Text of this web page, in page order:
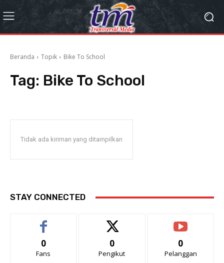
Beranda Topik Bike To School
Tag: Bike To School
Tidak ada kiriman yang ditampilkan
STAY CONNECTED
0
Fans
0
Pengikut
0
Pelanggan